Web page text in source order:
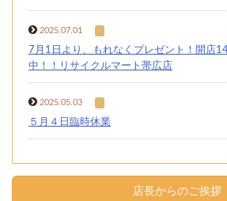
2025.07.01
7月1日より、もれなくプレゼント！開店
中！！リサイクルマート帯広店
2025.05.03
５月４日臨時休業
店長からのご挨拶